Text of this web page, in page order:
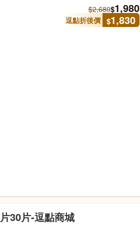
$2,680$1,980
逗點折後價 $1,830
30片-逗點商城